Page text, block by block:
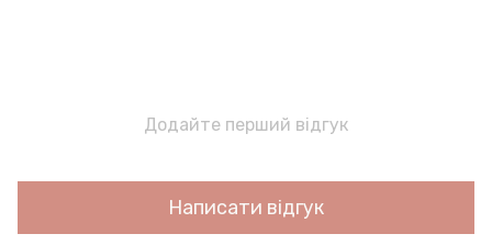
Додайте перший відгук
Написати відгук